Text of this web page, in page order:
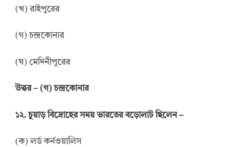
(খ) রাইপুরের
(গ) চন্দ্রকোনার
(ঘ) মেদিনীপুরের
উত্তর– (গ) চন্দ্রকোনার
১২. চুয়াড় বিদ্রোহের সময় ভারতের বড়োলাট ছিলেন –
(ক) লর্ড কর্নওয়ালিস